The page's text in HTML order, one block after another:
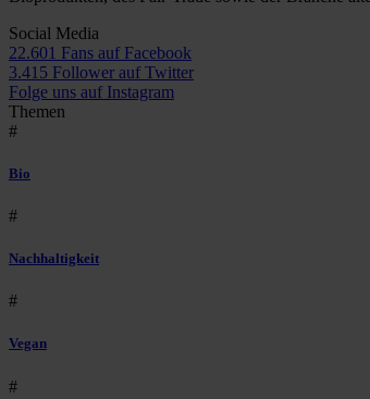
Social Media
22.601 Fans auf Facebook
3.415 Follower auf Twitter
Folge uns auf Instagram
Themen
#
Bio
#
Nachhaltigkeit
#
Vegan
#